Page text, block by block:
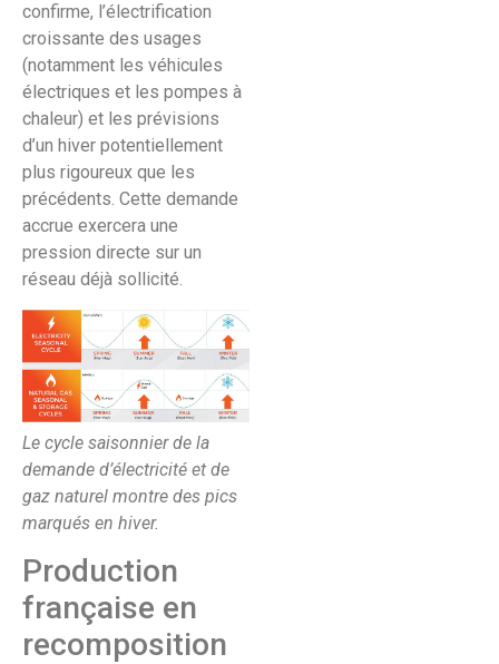
confirme, l’électrification
croissante des usages
(notamment les véhicules
électriques et les pompes à
chaleur) et les prévisions
d’un hiver potentiellement
plus rigoureux que les
précédents. Cette demande
accrue exercera une
pression directe sur un
réseau déjà sollicité.
Le cycle saisonnier de la
demande d’électricité et de
gaz naturel montre des pics
marqués en hiver.
Production
française en
recomposition